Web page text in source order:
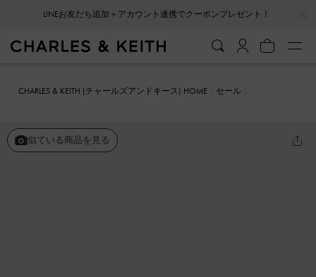
LINEお友だち追加＋アカウント連携でクーポンプレゼント！
CHARLES & KEITH (チャールズアンドキース) HOME
セール
似ている商品を見る